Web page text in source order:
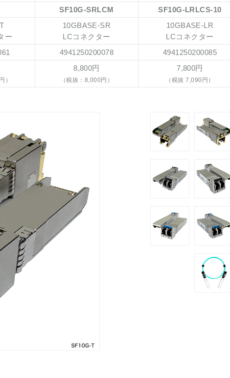
SF10G-SRLCM SF10G-LRLCS-10
ー
10GBASE-SR
LCコネクター
10GBASE-LR
LCコネクター
4941250200078 4941250200085
）
8,800円
（税抜：8,000円）
7,800円
（税抜 7,090円）